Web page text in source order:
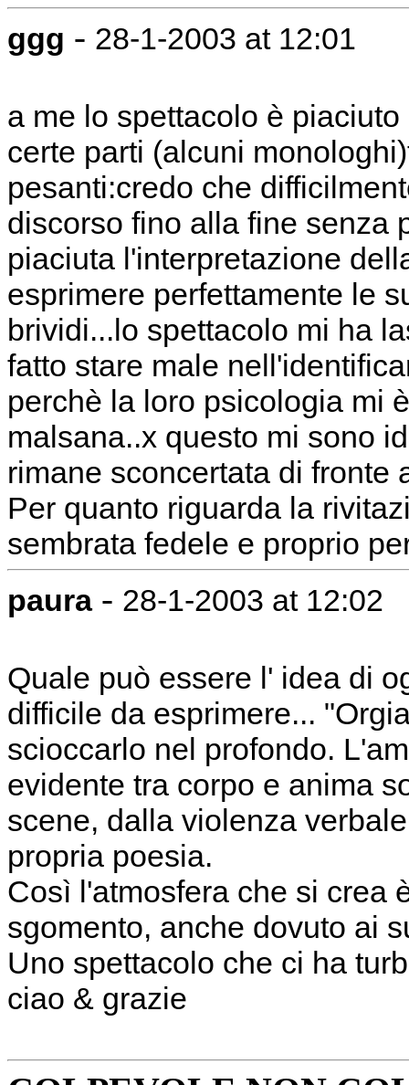
ggg - 28-1-2003 at 12:01
a me lo spettacolo è
certe parti (alcuni
pesanti:credo che
discorso fino alla fine senza
piaciuta l'interpretazione
esprimere perfettamente le
brividi...lo spettacolo mi ha
fatto stare male
perchè la loro psicologia mi
malsana..x questo mi sono
rimane sconcertata di fronte
Per quanto riguarda la
sembrata fedele e proprio
paura- 28-1-2003 at 12:02
Quale può essere l' idea di
difficile da esprimere...
scioccarlo nel profondo.
evidente tra corpo e anima
scene, dalla violenza
propria poesia.
Così l'atmosfera che si crea
sgomento, anche dovuto ai
Uno spettacolo che ci ha
ciao & grazie